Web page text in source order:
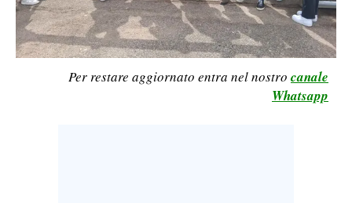
LAVORO
BANDI
SPORT IN SARDEGNA
Per restare aggiornato entra nel nostro canale
Whatsapp